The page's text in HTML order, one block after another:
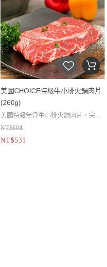
美國CHOICE特級牛小排火鍋肉片
(260g)
美國特級無骨牛小排火鍋肉片，完美
油花加上肉質香嫩多汁，令人一片接
一片越吃越順口
NT$608
NT$531